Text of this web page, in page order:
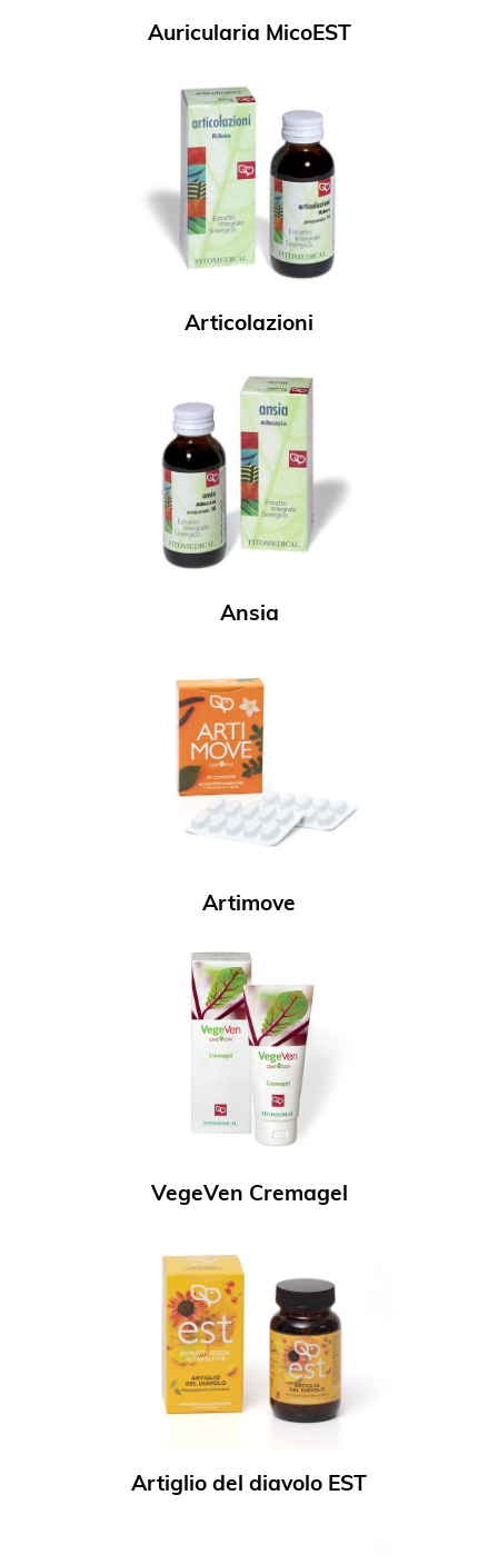
Auricularia MicoEST
Articolazioni
Ansia
Artimove
VegeVen Cremagel
Artiglio del diavolo EST